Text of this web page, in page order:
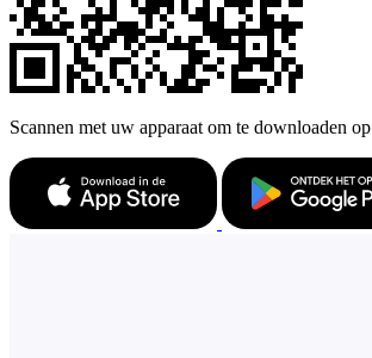
Scannen met uw apparaat om te downloaden